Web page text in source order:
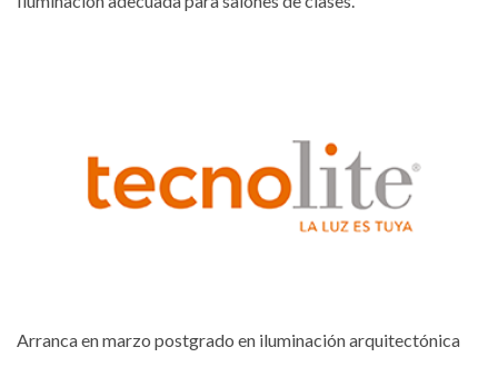
Arranca en marzo postgrado en iluminación arquitectónica